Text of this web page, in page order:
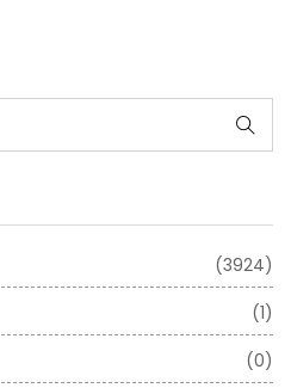
(3924)
(1)
(0)